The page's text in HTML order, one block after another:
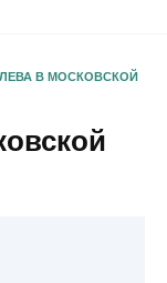
В МОСКОВСКОЙ